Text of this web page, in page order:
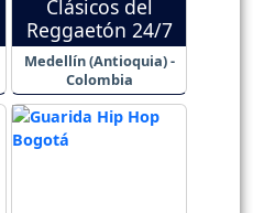
Clásicos del
Reggaetón 24/7
Medellín (Antioquia) -
Colombia